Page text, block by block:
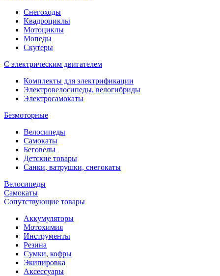
Снегоходы
Квадроциклы
Мотоциклы
Мопеды
Скутеры
С электрическим двигателем
Комплекты для электрификации
Электровелосипеды, велогибриды
Электросамокаты
Безмоторные
Велосипеды
Самокаты
Беговелы
Детские товары
Санки, ватрушки, снегокаты
Велосипеды
Самокаты
Сопутствующие товары
Аккумуляторы
Мотохимия
Инструменты
Резина
Сумки, кофры
Экипировка
Аксессуары